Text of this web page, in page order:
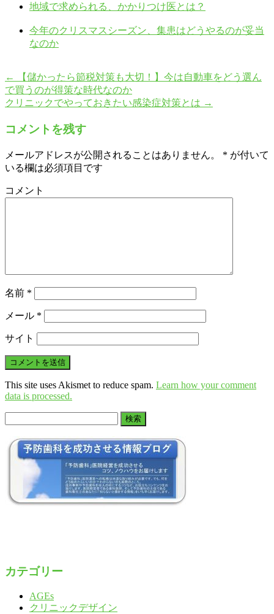
地域で求められる、かかりつけ医とは？
今年のクリスマスシーズン、集患はどうやるのが妥当
なのか
←
【儲かったら節税対策も大切！】今は自動車をどう選ん
で買うのが得策な時代なのか
クリニックでやっておきたい感染症対策とは →
コメントを残す
メールアドレスが公開されることはありません。 * が付いて
いる欄は必須項目です
コメント
名前 *
メール *
サイト
This site uses Akismet to reduce spam. Learn how your comment
data is processed.
カテゴリー
AGEs
クリニックデザイン